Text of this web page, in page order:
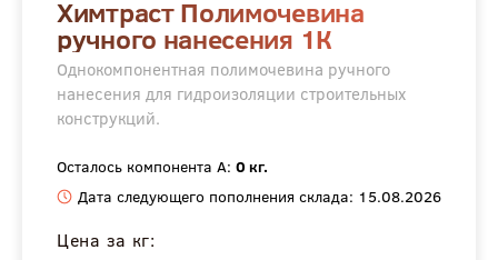
Химтраст Полимочевина
ручного нанесения 1К
Однокомпонентная полимочевина ручного
нанесения для гидроизоляции строительных
конструкций.
Осталось компонента А: 0 кг.
Дата следующего пополнения склада: 15.08.2026
Цена за кг: